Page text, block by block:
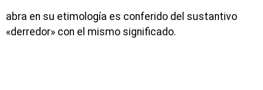
abra en su etimología es conferido del sustantivo
«derredor» con el mismo significado.